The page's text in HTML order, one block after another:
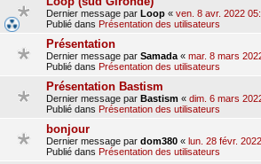
Dernier message par Loop « ven. 8 avr. 2022
Publié dans Présentation des utilisateurs
Présentation
Dernier message par Samada « mar. 8 mars
Publié dans Présentation des utilisateurs
Présentation Bastism
Dernier message par Bastism « dim. 6 mars
Publié dans Présentation des utilisateurs
bonjour
Dernier message par dom380 « lun. 28 févr.
Publié dans Présentation des utilisateurs